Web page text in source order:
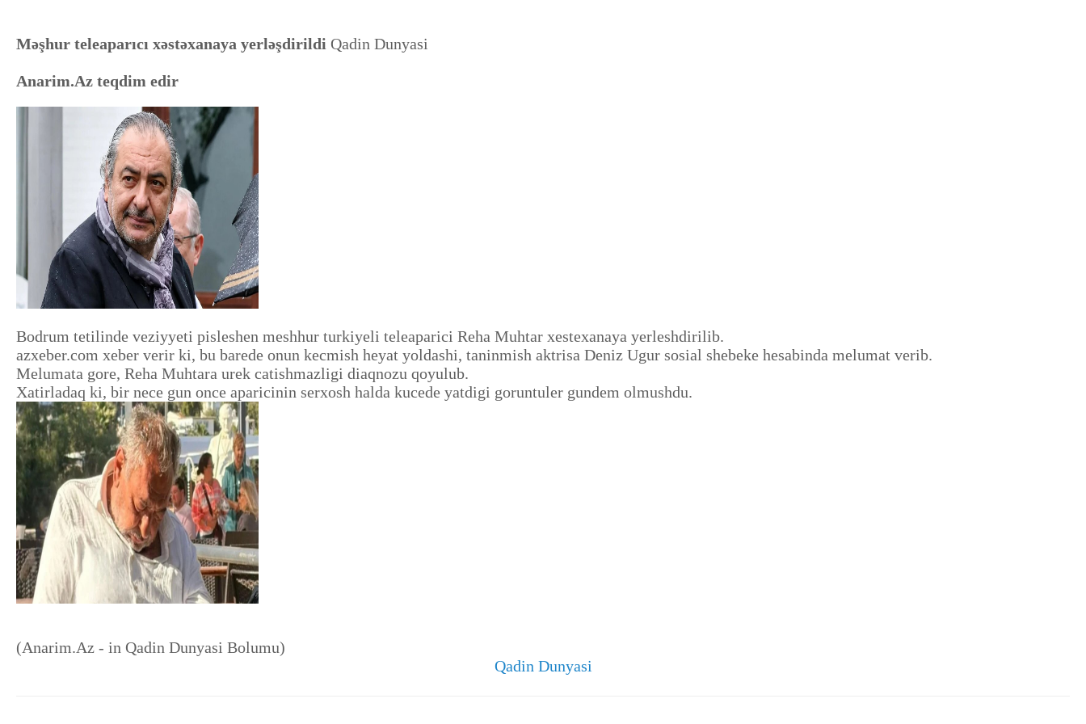
Məşhur teleaparıcı xəstəxanaya yerləşdirildi Qadin Dunyasi
Anarim.Az teqdim edir
Bodrum tetilinde veziyyeti pisleshen meshhur turkiyeli teleaparici Reha Muhtar xestexanaya yerleshdirilib.
azxeber.com xeber verir ki, bu barede onun kecmish heyat yoldashi, taninmish aktrisa Deniz Ugur sosial shebeke hesabinda melumat verib.
Melumata gore, Reha Muhtara urek catishmazligi diaqnozu qoyulub.
Xatirladaq ki, bir nece gun once aparicinin serxosh halda kucede yatdigi goruntuler gundem olmushdu.
(Anarim.Az - in Qadin Dunyasi Bolumu)
Qadin Dunyasi